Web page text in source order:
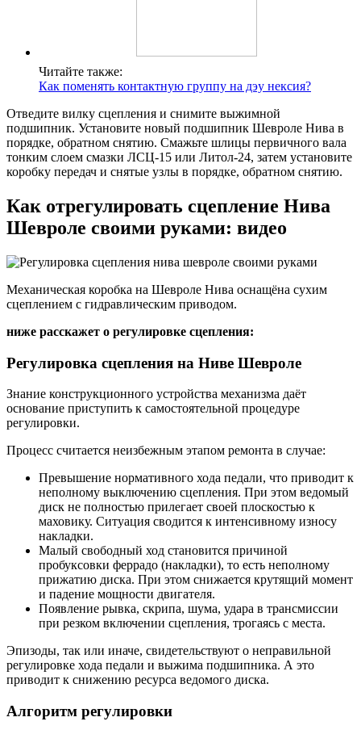
Читайте также:
Как поменять контактную группу на дэу нексия?
Отведите вилку сцепления и снимите выжимной
подшипник. Установите новый подшипник Шевроле Нива в
порядке, обратном снятию. Смажьте шлицы первичного вала
тонким слоем смазки ЛСЦ-15 или Литол-24, затем установите
коробку передач и снятые узлы в порядке, обратном снятию.
Как отрегулировать сцепление Нива
Шевроле своими руками: видео
Механическая коробка на Шевроле Нива оснащёна сухим
сцеплением с гидравлическим приводом.
ниже расскажет о регулировке сцепления:
Регулировка сцепления на Ниве Шевроле
Знание конструкционного устройства механизма даёт
основание приступить к самостоятельной процедуре
регулировки.
Процесс считается неизбежным этапом ремонта в случае:
Превышение нормативного хода педали, что приводит к
неполному выключению сцепления. При этом ведомый
диск не полностью прилегает своей плоскостью к
маховику. Ситуация сводится к интенсивному износу
накладки.
Малый свободный ход становится причиной
пробуксовки феррадо (накладки), то есть неполному
прижатию диска. При этом снижается крутящий момент
и падение мощности двигателя.
Появление рывка, скрипа, шума, удара в трансмиссии
при резком включении сцепления, трогаясь с места.
Эпизоды, так или иначе, свидетельствуют о неправильной
регулировке хода педали и выжима подшипника. А это
приводит к снижению ресурса ведомого диска.
Алгоритм регулировки